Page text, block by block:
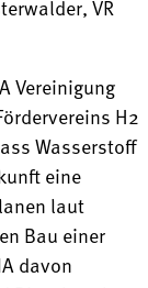
VR
Vereinigung
H2
Wasserstoff
eine
laut
Bau einer
davon